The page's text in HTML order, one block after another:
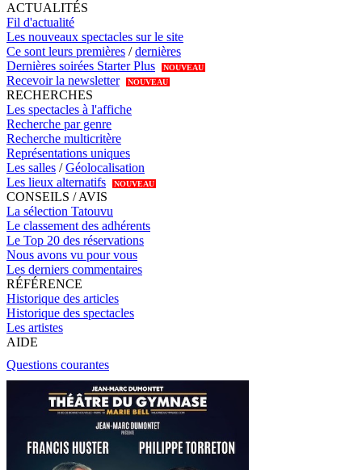
ACTUALITÉS
Fil d'actualité
Les nouveaux spectacles sur le site
Ce sont leurs premières /dernières
Dernières soirées Starter Plus
NOUVEAU
Recevoir la newsletter NOUVEAU
RECHERCHES
Les spectacles à l'affiche
Recherche par genre
Recherche multicritère
Représentations uniques
Les salles /Géolocalisation
Les lieux alternatifs
NOUVEAU
CONSEILS / AVIS
La sélection Tatouvu
Le classement des adhérents
Le Top 20 des réservations
Nous avons vu pour vous
Les derniers commentaires
RÉFÉRENCE
Historique des articles
Historique des spectacles
Les artistes
AIDE
Questions courantes